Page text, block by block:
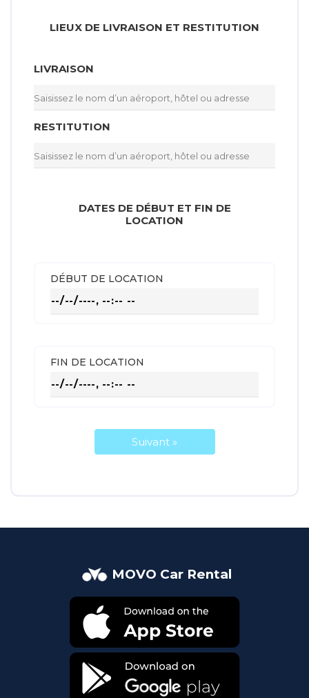
LIEUX DE LIVRAISON ET RESTITUTION
LIVRAISON
RESTITUTION
DATES DE DÉBUT ET FIN DE
LOCATION
DÉBUT DE LOCATION
FIN DE LOCATION
MOVO Car Rental